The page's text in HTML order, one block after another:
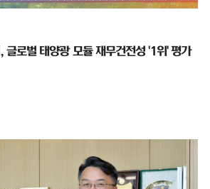
글로벌 태양광 모듈 재무건전성 '1위' 평가